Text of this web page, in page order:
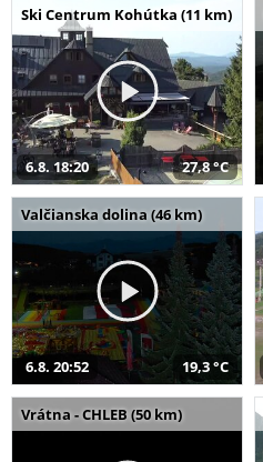
Ski Centrum Kohútka (11 km)
6.8. 18:20 27,8 °C
Valčianska dolina (46 km)
6.8. 20:52 19,3 °C
Vrátna - CHLEB (50 km)